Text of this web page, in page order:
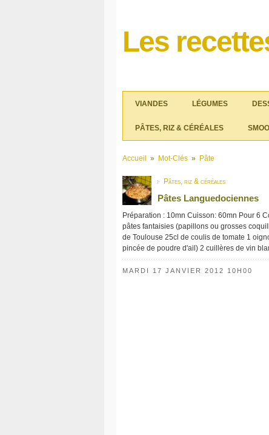
Les
VIANDES LÉGUMES
PÂTES, RIZ & CÉRÉALES
Accueil » Mot-Clés » Pâte
Pâtes, riz & céréales
Pâtes Languedociennes
Préparation : 10mn Cuisson: 60mn Pour 6
pâtes fantaisies (papillons ou grosses
de Toulouse 25cl de coulis de tomate 1
pincée de poudre d'ail) 2 cuillères de vin
MARDI 17 JANVIER 2012 10H00